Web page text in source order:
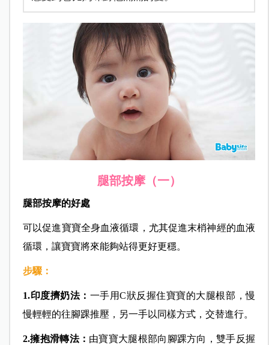
腿部按摩（一）
腿部按摩的好處
可以促進寶寶全身血液循環，尤其促進末梢神經的血液
循環，讓寶寶將來能夠站得更好更穩。
步驟：
1.印度擠奶法： 一手用C狀反握住寶寶的大腿根部，慢
慢輕輕的往腳踝推壓，另一手以同樣方式，交替進行。
2.擁抱滑轉法： 由寶寶大腿根部向腳踝方向，雙手反握